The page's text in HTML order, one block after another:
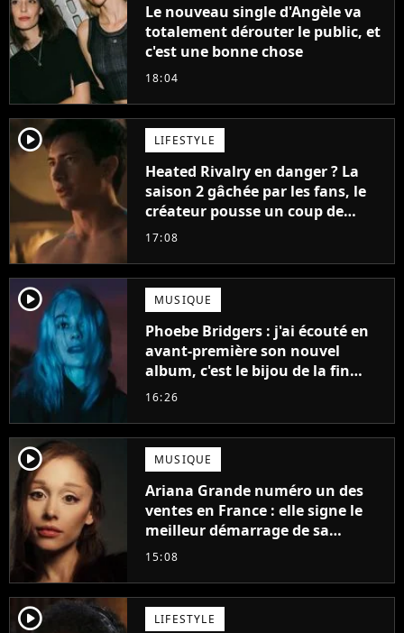
Le nouveau single d'Angèle va
totalement dérouter le public, et
c'est une bonne chose
18:04
player2 LIFESTYLE
Heated Rivalry en danger ? La
saison 2 gâchée par les fans, le
créateur pousse un coup de
gueule
17:08
player2 MUSIQUE
Phoebe Bridgers : j'ai écouté en
avant-première son nouvel
album, c'est le bijou de la fin
d'été
16:26
player2 MUSIQUE
Ariana Grande numéro un des
ventes en France : elle signe le
meilleur démarrage de sa
carrière avec son album Petal
15:08
player2 LIFESTYLE